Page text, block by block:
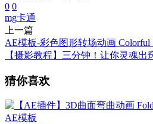
0 0
mg卡通
上一篇
AE模板-彩色图形转场动画 Colorful
【摄影教程】三分钟！让你灵魂出
猜你喜欢
AE模板